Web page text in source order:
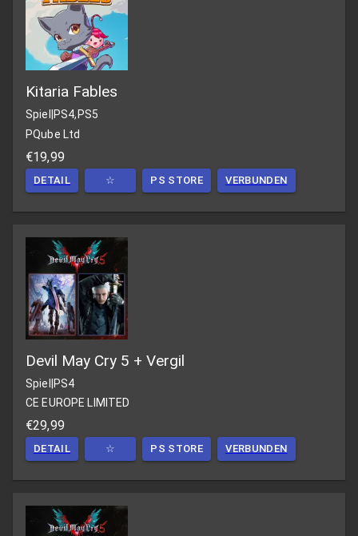
Kitaria Fables
Spiel
PS4,PS5
PQube Ltd
€19,99
DETAIL ☆ PS STORE VERBUNDEN
Devil May Cry 5 + Vergil
Spiel|PS4
CE EUROPE LIMITED
€29,99
DETAIL ☆ PS STORE VERBUNDEN